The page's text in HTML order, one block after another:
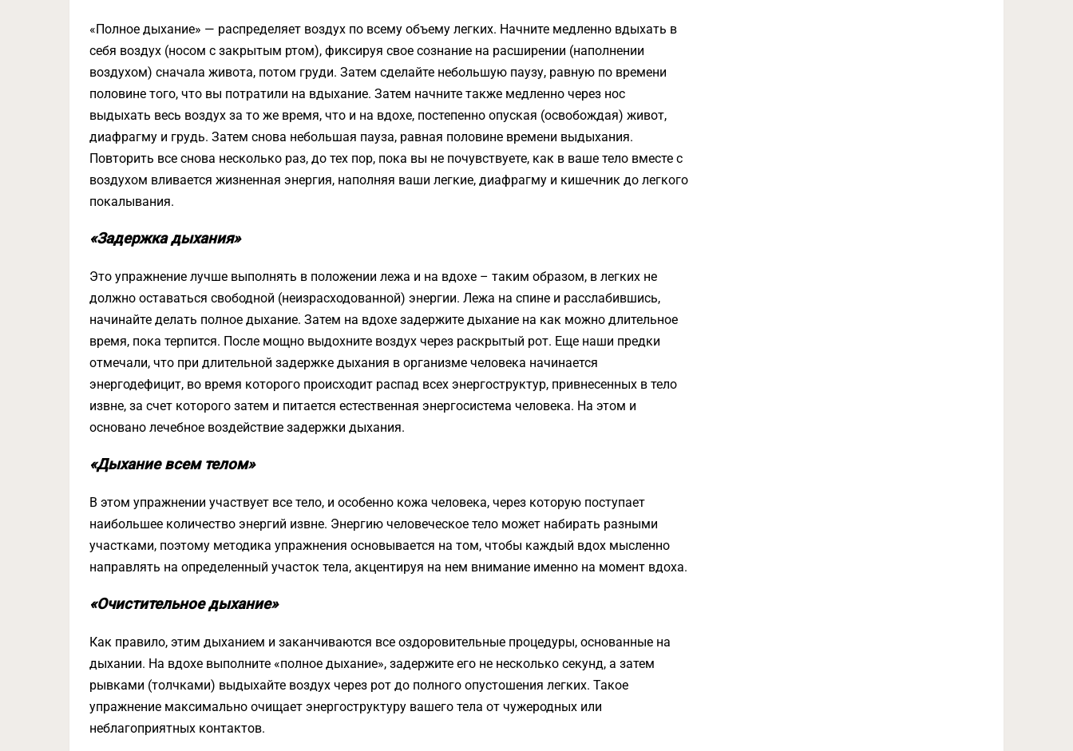
«Полное дыхание» — распределяет воздух по всему объему легких. Начните медленно вдыхать в
себя воздух (носом с закрытым ртом), фиксируя свое сознание на расширении (наполнении
воздухом) сначала живота, потом груди. Затем сделайте небольшую паузу, равную по времени
половине того, что вы потратили на вдыхание. Затем начните также медленно через нос
выдыхать весь воздух за то же время, что и на вдохе, постепенно опуская (освобождая) живот,
диафрагму и грудь. Затем снова небольшая пауза, равная половине времени выдыхания.
Повторить все снова несколько раз, до тех пор, пока вы не почувствуете, как в ваше тело вместе с
воздухом вливается жизненная энергия, наполняя ваши легкие, диафрагму и кишечник до легкого
покалывания.
«Задержка дыхания»
Это упражнение лучше выполнять в положении лежа и на вдохе – таким образом, в легких не
должно оставаться свободной (неизрасходованной) энергии. Лежа на спине и расслабившись,
начинайте делать полное дыхание. Затем на вдохе задержите дыхание на как можно длительное
время, пока терпится. После мощно выдохните воздух через раскрытый рот. Еще наши предки
отмечали, что при длительной задержке дыхания в организме человека начинается
энергодефицит, во время которого происходит распад всех энергоструктур, привнесенных в тело
извне, за счет которого затем и питается естественная энергосистема человека. На этом и
основано лечебное воздействие задержки дыхания.
«Дыхание всем телом»
В этом упражнении участвует все тело, и особенно кожа человека, через которую поступает
наибольшее количество энергий извне. Энергию человеческое тело может набирать разными
участками, поэтому методика упражнения основывается на том, чтобы каждый вдох мысленно
направлять на определенный участок тела, акцентируя на нем внимание именно на момент вдоха.
«Очистительное дыхание»
Как правило, этим дыханием и заканчиваются все оздоровительные процедуры, основанные на
дыхании. На вдохе выполните «полное дыхание», задержите его не несколько секунд, а затем
рывками (толчками) выдыхайте воздух через рот до полного опустошения легких. Такое
упражнение максимально очищает энергоструктуру вашего тела от чужеродных или
неблагоприятных контактов.